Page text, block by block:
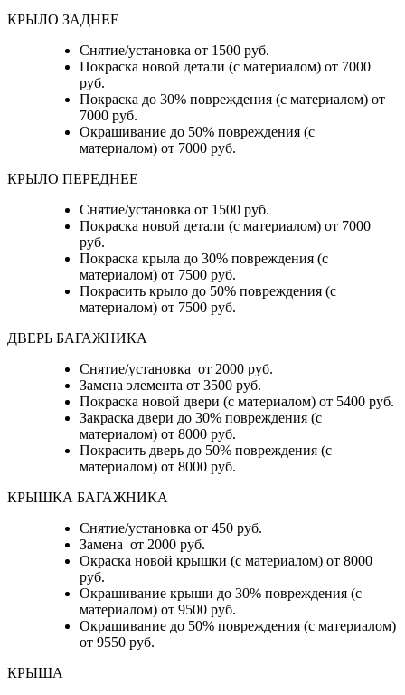
КРЫЛО ЗАДНЕЕ
Снятие/установка от 1500 руб.
Покраска новой детали (с материалом) от 7000
руб.
Покраска до 30% повреждения (с материалом) от
7000 руб.
Окрашивание до 50% повреждения (с
материалом) от 7000 руб.
КРЫЛО ПЕРЕДНЕЕ
Снятие/установка от 1500 руб.
Покраска новой детали (с материалом) от 7000
руб.
Покраска крыла до 30% повреждения (с
материалом) от 7500 руб.
Покрасить крыло до 50% повреждения (с
материалом) от 7500 руб.
ДВЕРЬ БАГАЖНИКА
Снятие/установка от 2000 руб.
Замена элемента от 3500 руб.
Покраска новой двери (с материалом) от 5400 руб.
Закраска двери до 30% повреждения (с
материалом) от 8000 руб.
Покрасить дверь до 50% повреждения (с
материалом) от 8000 руб.
КРЫШКА БАГАЖНИКА
Снятие/установка от 450 руб.
Замена от 2000 руб.
Окраска новой крышки (с материалом) от 8000
руб.
Окрашивание крыши до 30% повреждения (с
материалом) от 9500 руб.
Окрашивание до 50% повреждения (с материалом)
от 9550 руб.
КРЫША